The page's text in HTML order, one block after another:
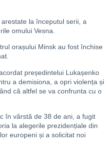
la începutul serii, a
omului Vesna.
orașului Minsk au fost închise
președintelui Lukașenko
a demisiona, a opri violența și
că altfel se va confrunta cu o
în vârstă de 38 de ani, a fugit
la alegerile prezidențiale din
europeni și a solicitat noi